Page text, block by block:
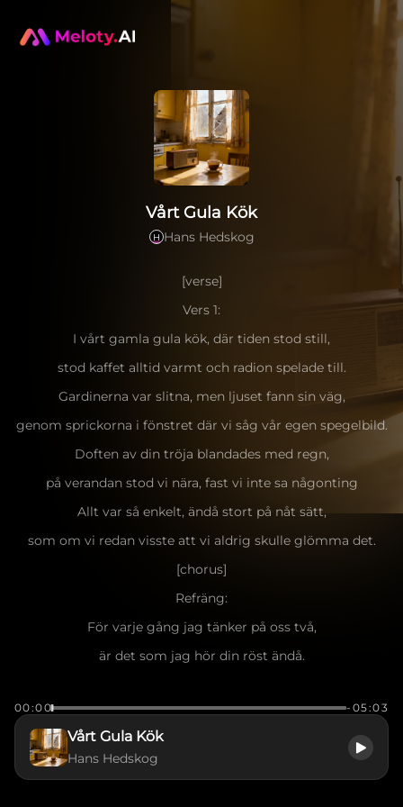
Vårt Gula Kök
H Hans Hedskog
[verse]
Vers 1:
I vårt gamla gula kök, där tiden stod still,
stod kaffet alltid varmt och radion spelade till.
Gardinerna var slitna, men ljuset fann sin väg,
genom sprickorna i fönstret där vi såg vår egen spegelbild.
Doften av din tröja blandades med regn,
på verandan stod vi nära, fast vi inte sa någonting
Allt var så enkelt, ändå stort på nåt sätt,
som om vi redan visste att vi aldrig skulle glömma det.
[chorus]
Refräng:
För varje gång jag tänker på oss två,
är det som jag hör din röst ändå.
lämnade vi spår som aldrig suddas ut.
Det var vår tid, vår värld, vår plats.
00:00 -05:03
Vårt Gula Kök
Hans Hedskog